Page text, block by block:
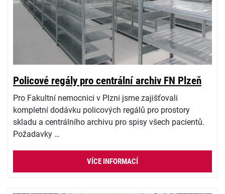
Policové regály pro centrální archiv FN Plzeň
Pro Fakultní nemocnici v Plzni jsme zajišťovali
kompletní dodávku policových regálů pro prostory
skladu a centrálního archivu pro spisy všech pacientů.
Požadavky …
VÍCE INFORMACÍ